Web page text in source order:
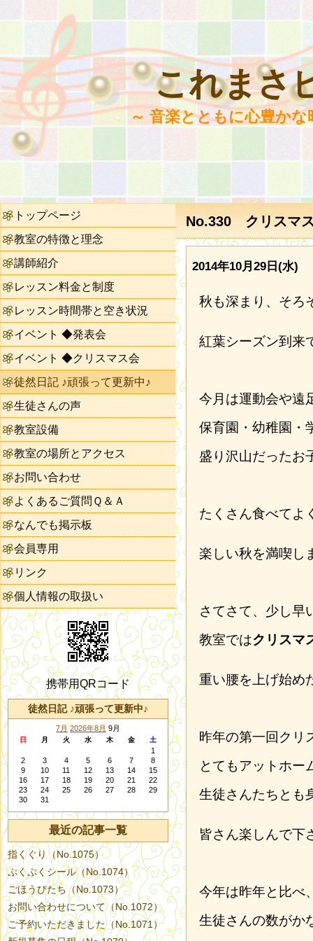
これまさ
～ 音楽とともに心豊か
No.330 クリスマ
2014年10月29日(水)
秋も深まり、そろ
紅葉シーズン到来
今月は運動会や遠
保育園・幼稚園・
盛り沢山だったお
たくさん食べてよ
楽しい秋を満喫し
さてさて、少し早
教室ではクリスマ
重い腰を上げ始め
昨年の第一回クリ
とてもアットホー
生徒さんたちとも
皆さん楽しんで下
今年は昨年と比べ
生徒さんの数がか
トップページ
教室の特徴と理念
講師紹介
レッスン料金と制度
レッスン時間帯と空き状況
イベント ◆発表会
イベント ◆クリスマス会
徒然日記 ♪頑張って更新中♪
生徒さんの声
教室設備
教室の場所とアクセス
お問い合わせ
よくあるご質問Ｑ＆Ａ
なんでも掲示板
会員専用
リンク
個人情報の取扱い
携帯用QRコード
徒然日記 ♪頑張って更新中♪
7月 2026年8月 9月
日 月 火 水 木 金 土
1
2
3 4 5 6 7
8
9
10 11 12 13 14
15
16
17 18 19 20 21
22
23
24 25 26 27 28
29
30
31
最近の記事一覧
指くぐり（No.1075）
ぷくぷくシール（No.1074）
ごほうびたち（No.1073）
お問い合わせについて（No.1072）
ご予約いただきました（No.1071）